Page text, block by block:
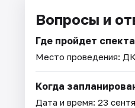
Вопросы и
Где пройдет
Место проведения:
Когда
Дата и время: 23